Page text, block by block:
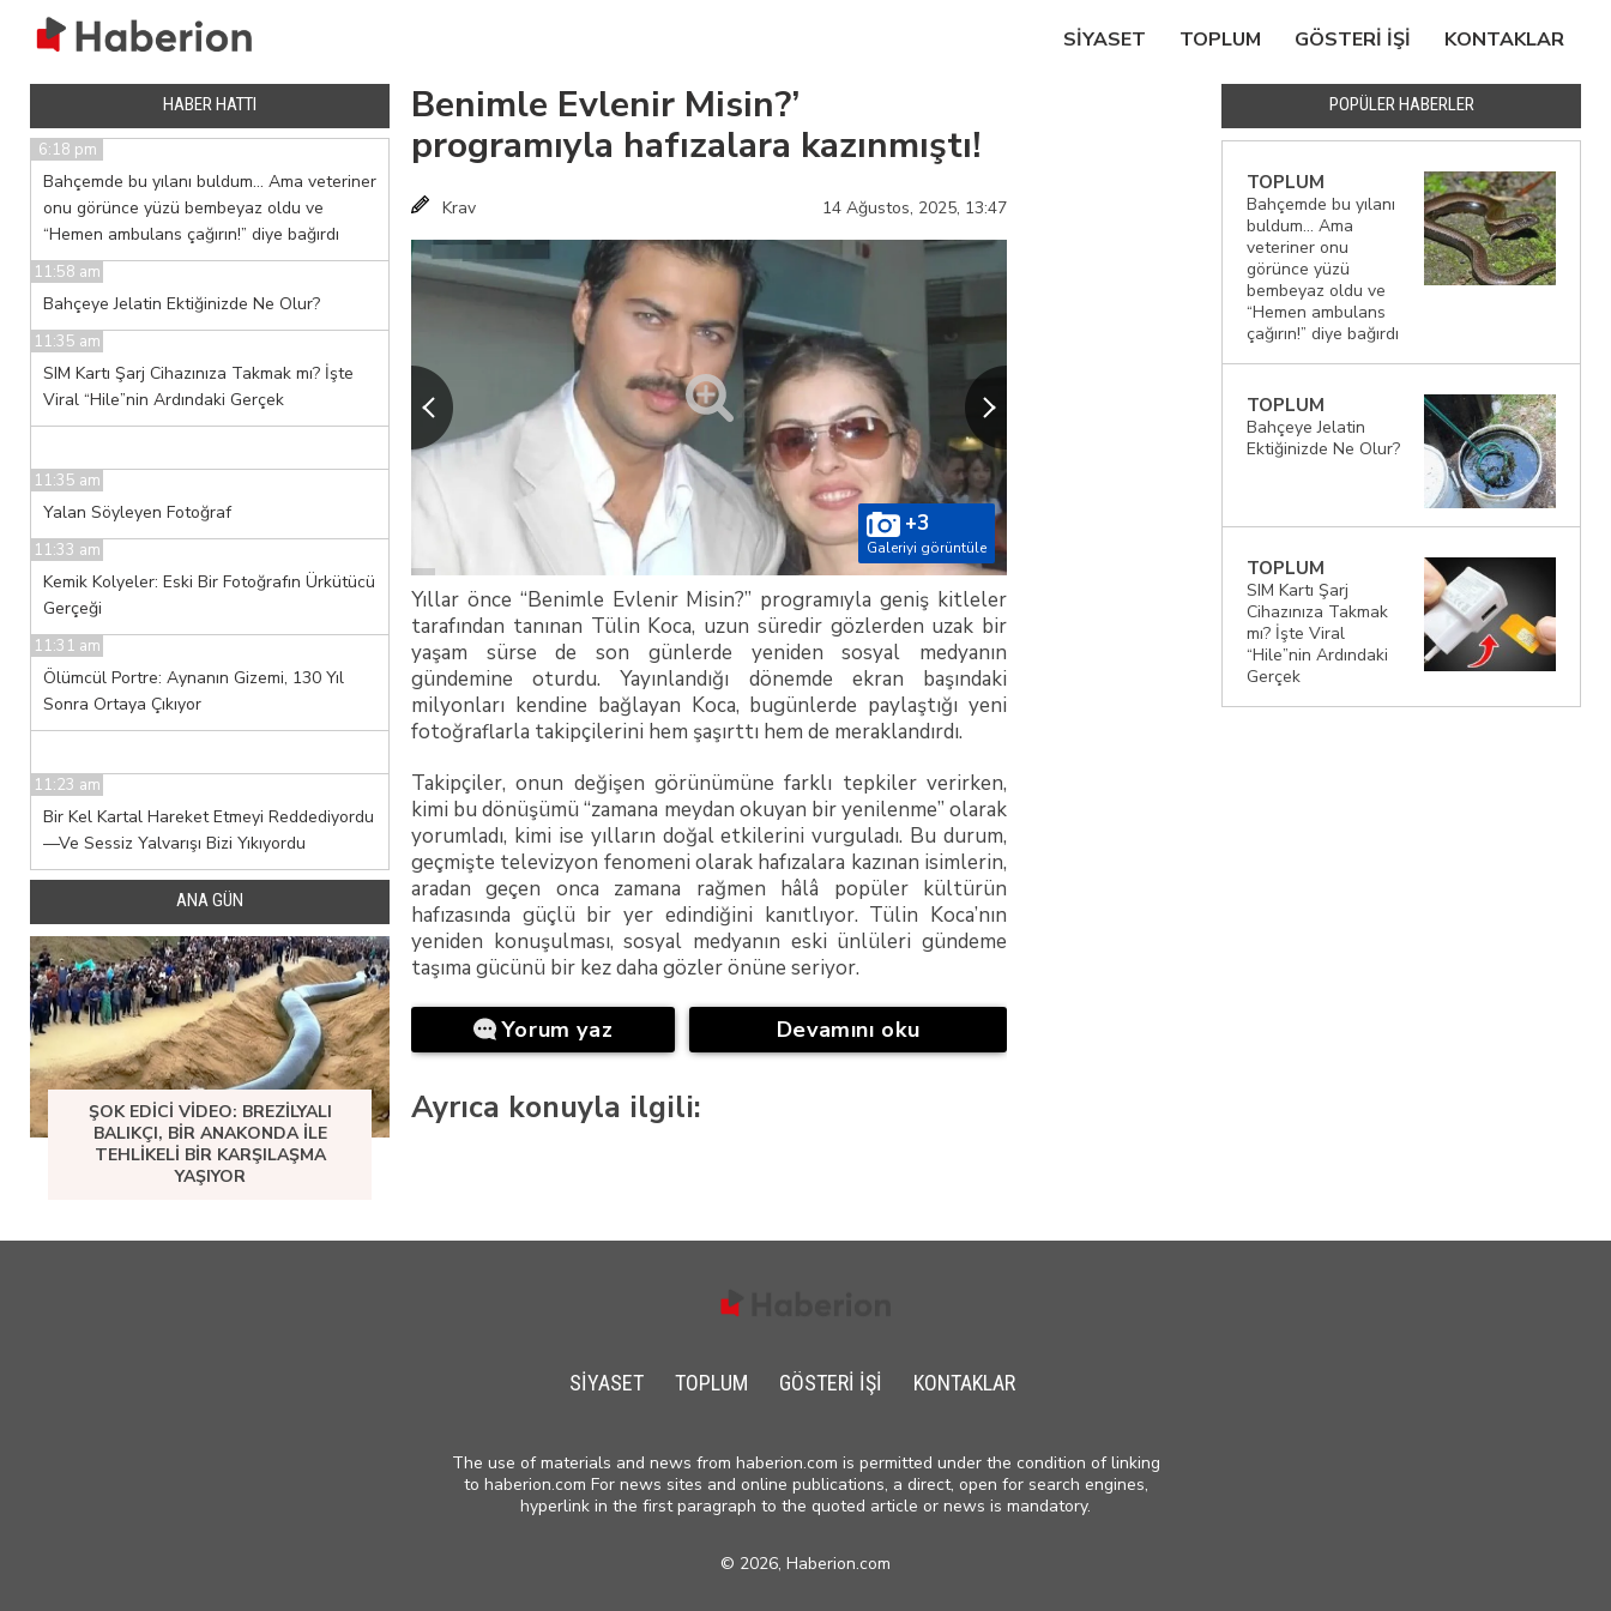
SIYASET TOPLUM GÖSTERI IŞI KONTAKLAR
Benimle Evlenir Misin?’
programıyla hafızalara kazınmıştı!
Krav 14 Ağustos, 2025, 13:47
+3
Galeriyi görüntüle
Yıllar önce “Benimle Evlenir Misin?” programıyla geniş kitleler
tarafından tanınan Tülin Koca, uzun süredir gözlerden uzak bir
yaşam sürse de son günlerde yeniden sosyal medyanın
gündemine oturdu. Yayınlandığı dönemde ekran başındaki
milyonları kendine bağlayan Koca, bugünlerde paylaştığı yeni
fotoğraflarla takipçilerini hem şaşırttı hem de meraklandırdı.
Takipçiler, onun değişen görünümüne farklı tepkiler verirken,
kimi bu dönüşümü “zamana meydan okuyan bir yenilenme” olarak
yorumladı, kimi ise yılların doğal etkilerini vurguladı. Bu durum,
geçmişte televizyon fenomeni olarak hafızalara kazınan isimlerin,
aradan geçen onca zamana rağmen hâlâ popüler kültürün
hafızasında güçlü bir yer edindiğini kanıtlıyor. Tülin Koca’nın
yeniden konuşulması, sosyal medyanın eski ünlüleri gündeme
taşıma gücünü bir kez daha gözler önüne seriyor.
Yorum yaz Devamını oku
Ayrıca konuyla ilgili:
POPÜLER HABERLER
TOPLUM
Bahçemde bu yılanı
buldum… Ama
veteriner onu
görünce yüzü
bembeyaz oldu ve
“Hemen ambulans
çağırın!” diye bağırdı
TOPLUM
Bahçeye Jelatin
Ektiğinizde Ne Olur?
TOPLUM
SIM Kartı Şarj
Cihazınıza Takmak
mı? İşte Viral
“Hile”nin Ardındaki
Gerçek
HABER HATTI
6:18 pm
Bahçemde bu yılanı buldum… Ama veteriner
onu görünce yüzü bembeyaz oldu ve
“Hemen ambulans çağırın!” diye bağırdı
11:58 am
Bahçeye Jelatin Ektiğinizde Ne Olur?
11:35 am
SIM Kartı Şarj Cihazınıza Takmak mı? İşte
Viral “Hile”nin Ardındaki Gerçek
11:35 am
Yalan Söyleyen Fotoğraf
11:33 am
Kemik Kolyeler: Eski Bir Fotoğrafın Ürkütücü
Gerçeği
11:31 am
Ölümcül Portre: Aynanın Gizemi, 130 Yıl
Sonra Ortaya Çıkıyor
11:23 am
Bir Kel Kartal Hareket Etmeyi Reddediyordu
—Ve Sessiz Yalvarışı Bizi Yıkıyordu
ANA GÜN
ŞOK EDICI VIDEO: BREZILYALI
BALIKÇI, BIR ANAKONDA ILE
TEHLIKELI BIR KARŞILAŞMA
YAŞIYOR
SIYASET TOPLUM GÖSTERI IŞI KONTAKLAR
The use of materials and news from haberion.com is permitted under the condition of linking
to haberion.com For news sites and online publications, a direct, open for search engines,
hyperlink in the first paragraph to the quoted article or news is mandatory.
© 2026, Haberion.com